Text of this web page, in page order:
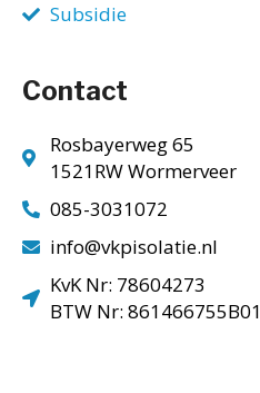
Subsidie
Contact
Rosbayerweg 65
1521RW Wormerveer
085-3031072
info@vkpisolatie.nl
KvK Nr: 78604273
BTW Nr: 861466755B01